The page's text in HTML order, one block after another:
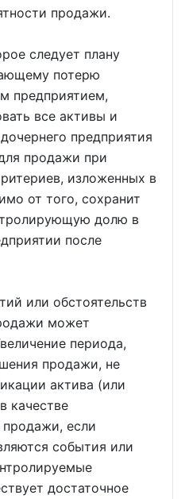
продажи.
следует плану
потерю
предприятием,
все активы и
предприятия
продажи при
изложенных в
от того, сохранит
долю в
после
или обстоятельств
может
периода,
продажи, не
актива (или
качестве
продажи, если
события или
достаточное